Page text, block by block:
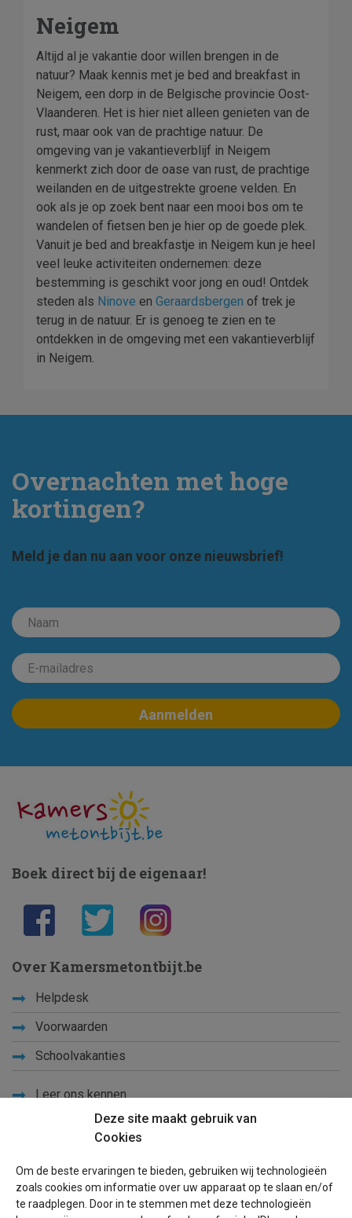
Neigem
Altijd al je vakantie door willen brengen in de
natuur? Maak kennis met je bed and breakfast in
Neigem, een dorp in de Belgische provincie Oost-
Vlaanderen. Het is hier niet alleen genieten van de
rust, maar ook van de prachtige natuur. De
omgeving van je vakantieverblijf in Neigem
kenmerkt zich door de oase van rust, de prachtige
weilanden en de uitgestrekte groene velden. En
ook als je op zoek bent naar een mooi bos om te
wandelen of fietsen ben je hier op de goede plek.
Vanuit je bed and breakfastje in Neigem kun je heel
veel leuke activiteiten ondernemen: deze
bestemming is geschikt voor jong en oud! Ontdek
steden als Ninove en Geraardsbergen of trek je
terug in de natuur. Er is genoeg te zien en te
ontdekken in de omgeving met een vakantieverblijf
in Neigem.
Overnachten met hoge
kortingen?
Meld je dan nu aan voor onze nieuwsbrief!
Deze site maakt gebruik van
Cookies
Om de beste ervaringen te bieden, gebruiken wij technologieën
zoals cookies om informatie over uw apparaat op te slaan en/of
te raadplegen. Door in te stemmen met deze technologieën
Boek direct bij de eigenaar!
Over Kamersmetontbijt.be
Helpdesk
Voorwaarden
Schoolvakanties
Leer ons kennen
Sitemap
Blog